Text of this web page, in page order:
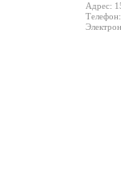
Адрес: